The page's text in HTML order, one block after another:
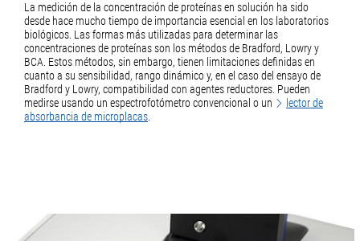
La medición de la concentración de proteínas en solución ha sido
desde hace mucho tiempo de importancia esencial en los laboratorios
biológicos. Las formas más utilizadas para determinar las
concentraciones de proteínas son los métodos de Bradford, Lowry y
BCA. Estos métodos, sin embargo, tienen limitaciones definidas en
cuanto a su sensibilidad, rango dinámico y, en el caso del ensayo de
Bradford y Lowry, compatibilidad con agentes reductores. Pueden
medirse usando un espectrofotómetro convencional o un
lector de
absorbancia de microplacas